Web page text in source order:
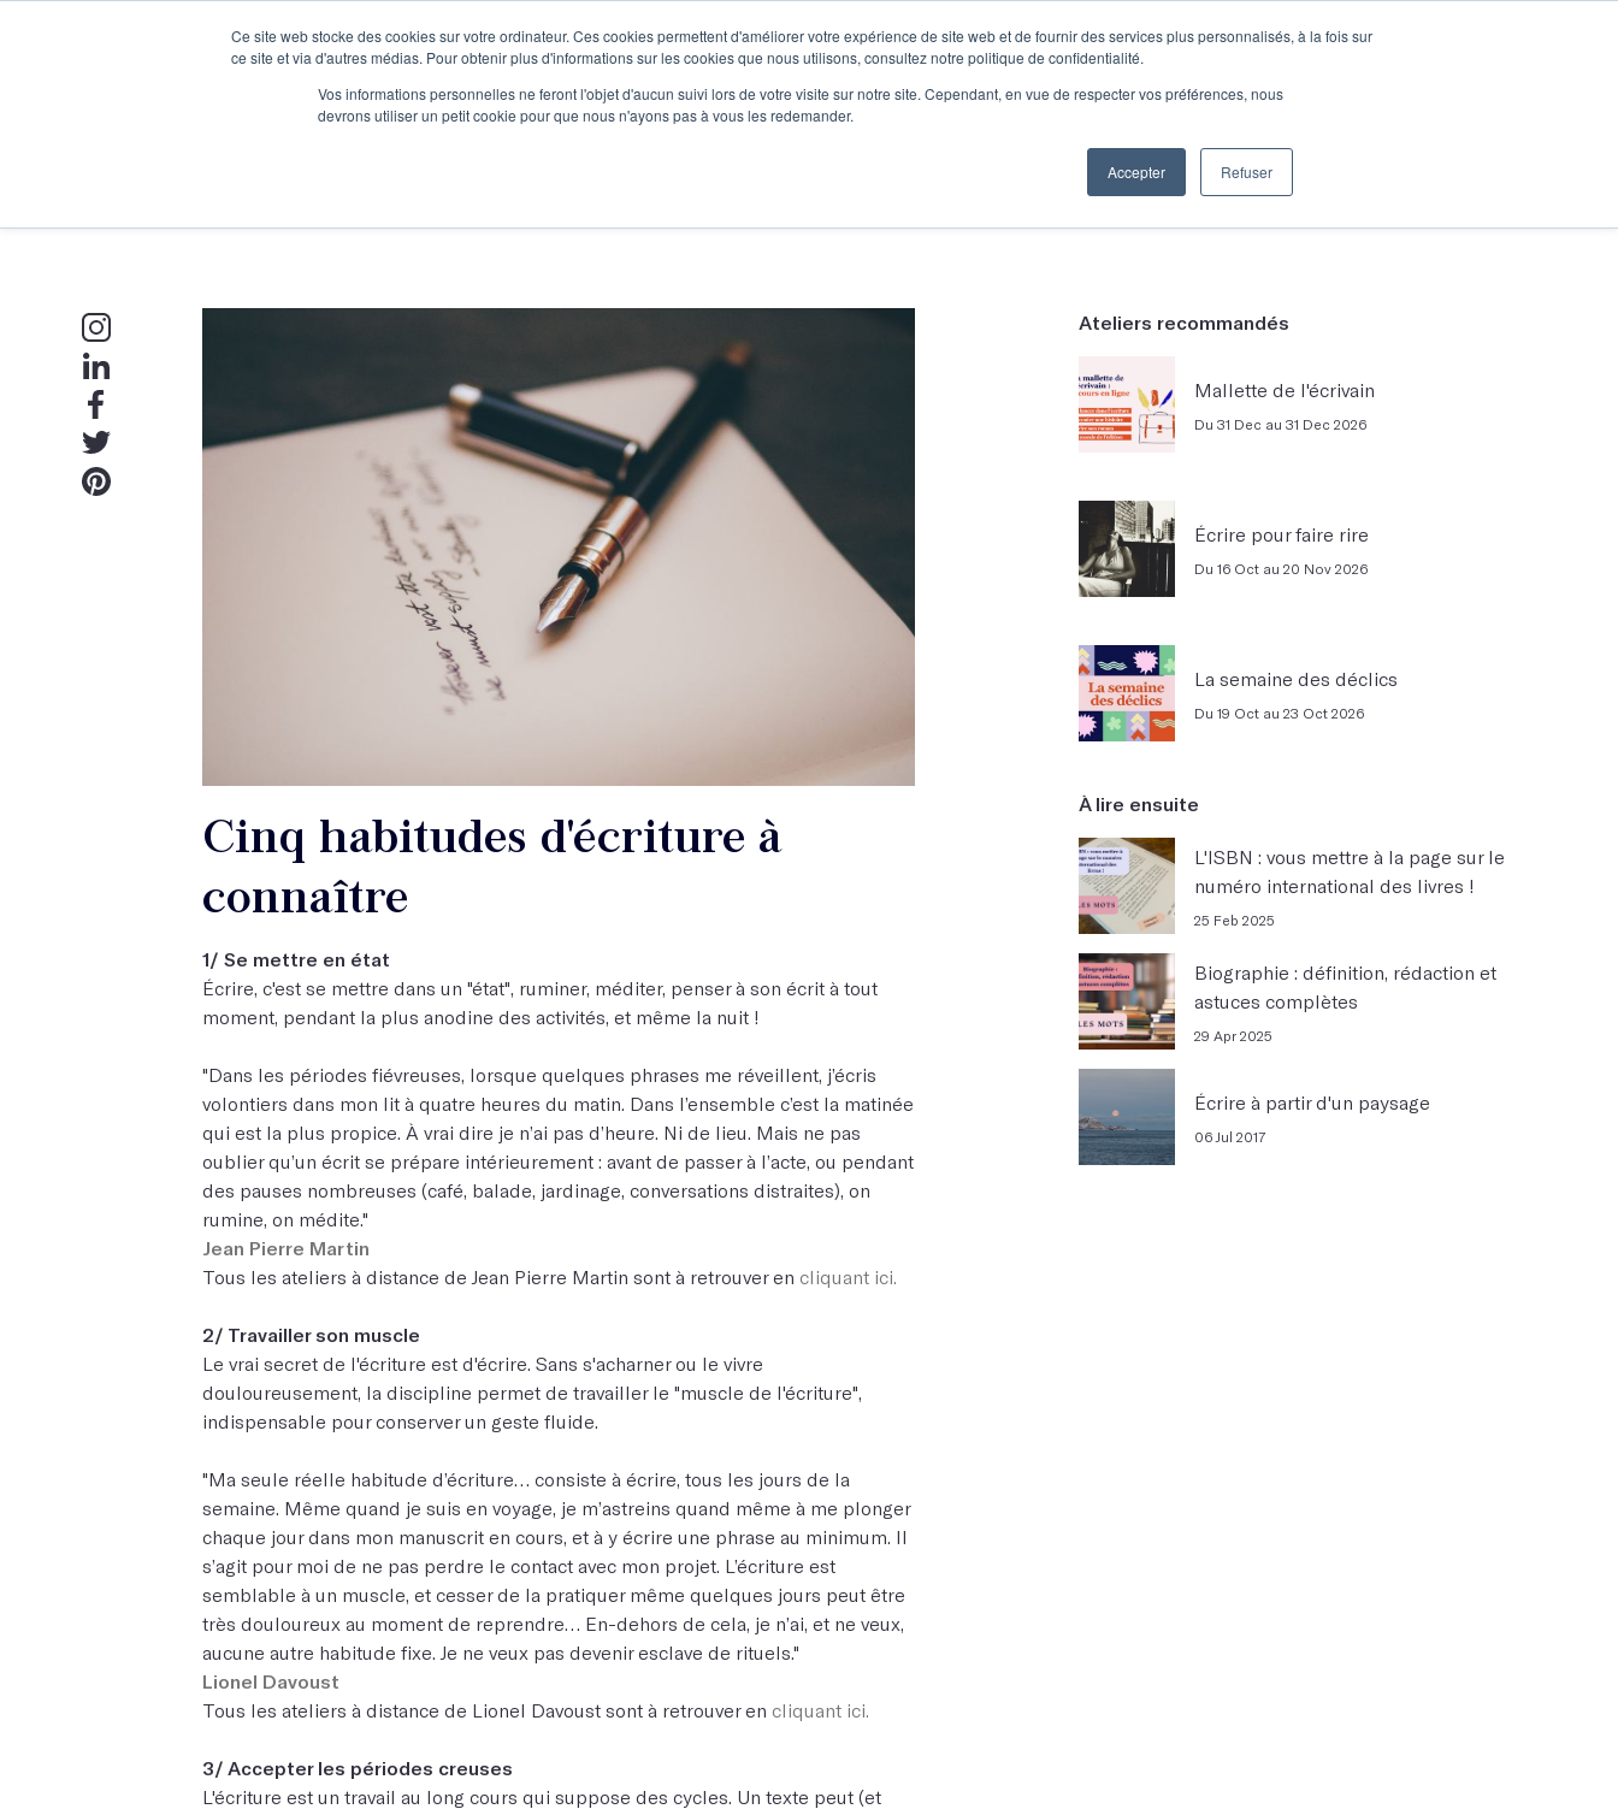
Ce site web stocke des cookies sur votre ordinateur. Ces cookies permettent d'améliorer votre expérience de site web et de fournir des services plus personnalisés, à la fois sur
ce site et via d'autres médias. Pour obtenir plus d'informations sur les cookies que nous utilisons, consultez notre politique de confidentialité.
Vos informations personnelles ne feront l'objet d'aucun suivi lors de votre visite sur notre site. Cependant, en vue de respecter vos préférences, nous
devrons utiliser un petit cookie pour que nous n'ayons pas à vous les redemander.
Accepter Refuser
Je participe à une session d’information Le podcast L'infolettre Se connecter Je découvre les ateliers
Entreprises
Cinq habitudes d'écriture à
connaître
1/ Se mettre en état
Écrire, c'est se mettre dans un "état", ruminer, méditer, penser à son écrit à tout
moment, pendant la plus anodine des activités, et même la nuit !
"Dans les périodes fiévreuses, lorsque quelques phrases me réveillent, j’écris
volontiers dans mon lit à quatre heures du matin. Dans l’ensemble c’est la matinée
qui est la plus propice. À vrai dire je n’ai pas d’heure. Ni de lieu. Mais ne pas
oublier qu’un écrit se prépare intérieurement : avant de passer à l’acte, ou pendant
des pauses nombreuses (café, balade, jardinage, conversations distraites), on
rumine, on médite."
Jean Pierre Martin
Tous les ateliers à distance de Jean Pierre Martin sont à retrouver en cliquant ici.
2/ Travailler son muscle
Le vrai secret de l'écriture est d'écrire. Sans s'acharner ou le vivre
douloureusement, la discipline permet de travailler le "muscle de l'écriture",
indispensable pour conserver un geste fluide.
"Ma seule réelle habitude d’écriture… consiste à écrire, tous les jours de la
semaine. Même quand je suis en voyage, je m’astreins quand même à me plonger
chaque jour dans mon manuscrit en cours, et à y écrire une phrase au minimum. Il
s’agit pour moi de ne pas perdre le contact avec mon projet. L’écriture est
semblable à un muscle, et cesser de la pratiquer même quelques jours peut être
très douloureux au moment de reprendre… En-dehors de cela, je n’ai, et ne veux,
aucune autre habitude fixe. Je ne veux pas devenir esclave de rituels."
Lionel Davoust
Tous les ateliers à distance de Lionel Davoust sont à retrouver en cliquant ici.
3/ Accepter les périodes creuses
L'écriture est un travail au long cours qui suppose des cycles. Un texte peut (et
Ateliers recommandés
Mallette de l'écrivain
Du 31 Dec au 31 Dec 2026
Écrire pour faire rire
Du 16 Oct au 20 Nov 2026
La semaine des déclics
Du 19 Oct au 23 Oct 2026
À lire ensuite
L'ISBN : vous mettre à la page sur le
numéro international des livres !
25 Feb 2025
Biographie : définition, rédaction et
astuces complètes
29 Apr 2025
Écrire à partir d'un paysage
06 Jul 2017